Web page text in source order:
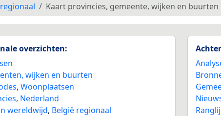
Kaart provincies, gemeente, wijken en buurten
overzichten:
wijken en buurten
,Woonplaatsen
, Nederland
wereldwijd, België regionaal